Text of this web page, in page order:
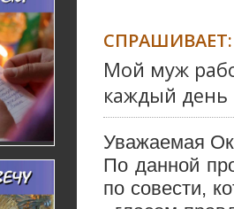
СПРАШИВАЕТ:
Мой муж
каждый день
Уважаемая
По данной
по совести,